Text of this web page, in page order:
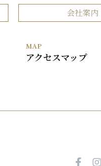
会社概要
事業内容
展覧会
会社案内
MAP
アクセスマップ